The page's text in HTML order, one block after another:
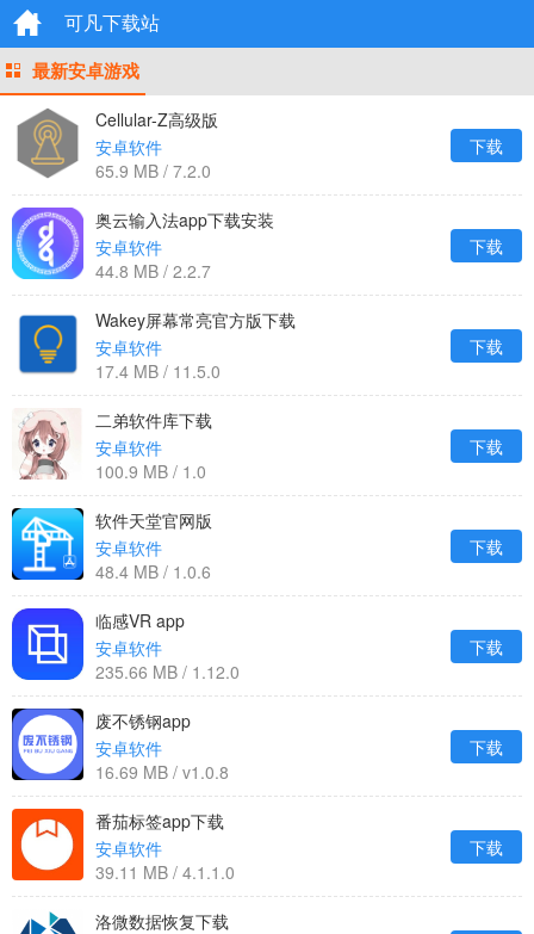
可凡下载站
最新安卓游戏
Cellular-Z高级版
安卓软件
65.9 MB / 7.2.0
下载
奥云输入法app下载安装
安卓软件
44.8 MB / 2.2.7
下载
Wakey屏幕常亮官方版下载
安卓软件
17.4 MB / 11.5.0
下载
二弟软件库下载
安卓软件
100.9 MB / 1.0
下载
软件天堂官网版
安卓软件
48.4 MB / 1.0.6
下载
临感VR app
安卓软件
235.66 MB / 1.12.0
下载
废不锈钢app
安卓软件
16.69 MB / v1.0.8
下载
番茄标签app下载
安卓软件
39.11 MB / 4.1.1.0
下载
洛微数据恢复下载